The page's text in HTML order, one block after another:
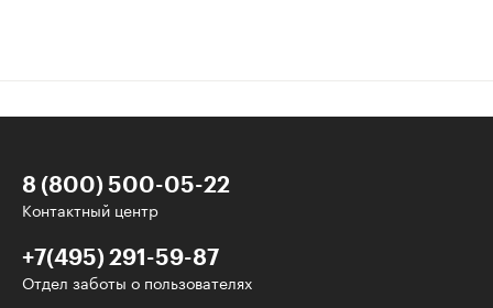
8 (800) 500-05-22
Контактный центр
+7(495) 291-59-87
Отдел заботы о пользователях